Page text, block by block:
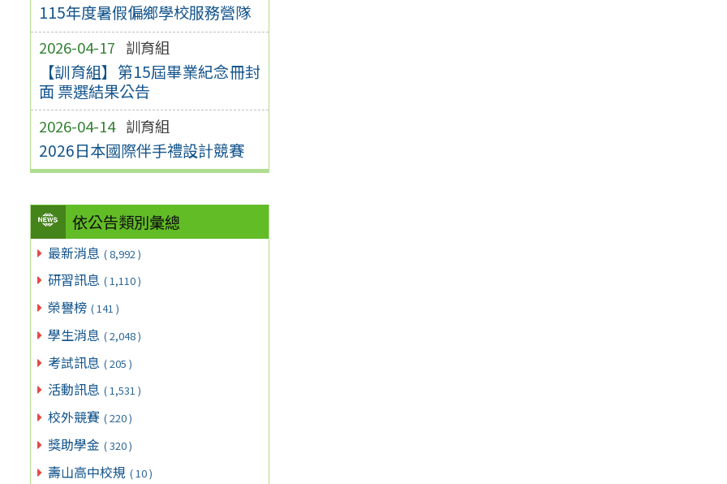
115年度暑假偏鄉學校服務營隊
2026-04-17 訓育組
【訓育組】第15屆畢業紀念冊封
面 票選結果公告
2026-04-14 訓育組
2026日本國際伴手禮設計競賽
依公告類別彙總
最新消息 ( 8,992 )
研習訊息 ( 1,110 )
榮譽榜 ( 141 )
學生消息 ( 2,048 )
考試訊息 ( 205 )
活動訊息 ( 1,531 )
校外競賽 ( 220 )
獎助學金 ( 320 )
壽山高中校規 ( 10 )